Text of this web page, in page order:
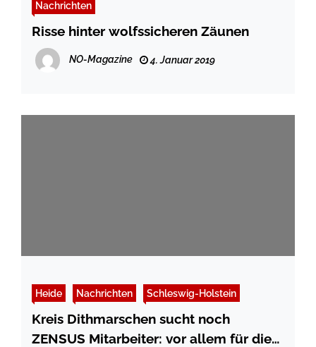
Nachrichten
Risse hinter wolfssicheren Zäunen
NO-Magazine 4. Januar 2019
Heide Nachrichten Schleswig-Holstein
Kreis Dithmarschen sucht noch
ZENSUS Mitarbeiter: vor allem für die